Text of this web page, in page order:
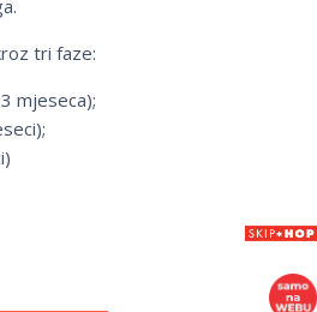
tri faze:
mjeseca);